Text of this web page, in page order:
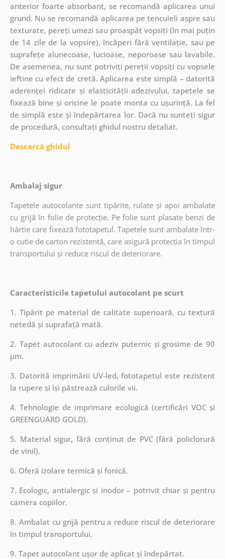
anterior foarte absorbant, se recomandă aplicarea unui
grund. Nu se recomandă aplicarea pe tencuieli aspre sau
texturate, pereți umezi sau proaspăt vopsiți (în mai puțin
de 14 zile de la vopsire), încăperi fără ventilație, sau pe
suprafețe alunecoase, lucioase, neporoase sau lavabile.
De asemenea, nu sunt potriviți pereții vopsiți cu vopsele
ieftine cu efect de cretă. Aplicarea este simplă – datorită
aderenței ridicate și elasticității adezivului, tapetele se
fixează bine și oricine le poate monta cu ușurință. La fel
de simplă este și îndepărtarea lor. Dacă nu sunteți sigur
de procedură, consultați ghidul nostru detaliat.
Descarcă ghidul
Ambalaj sigur
Tapetele autocolante sunt tipărite, rulate și apoi ambalate
cu grijă în folie de protecție. Pe folie sunt plasate benzi de
hârtie care fixează fototapetul. Tapetele sunt ambalate într-
o cutie de carton rezistentă, care asigură protecția în timpul
transportului și reduce riscul de deteriorare.
Caracteristicile tapetului autocolant pe scurt
1. Tipărit pe material de calitate superioară, cu textură
netedă și suprafață mată.
2. Tapet autocolant cu adeziv puternic și grosime de 90
µm.
3. Datorită imprimării UV-led, fototapetul este rezistent
la rupere și își păstrează culorile vii.
4. Tehnologie de imprimare ecologică (certificări VOC și
GREENGUARD GOLD).
5. Material sigur, fără conținut de PVC (fără policlorură
de vinil).
6. Oferă izolare termică și fonică.
7. Ecologic, antialergic și inodor – potrivit chiar și pentru
camera copiilor.
8. Ambalat cu grijă pentru a reduce riscul de deteriorare
în timpul transportului.
9. Tapet autocolant ușor de aplicat și îndepărtat.